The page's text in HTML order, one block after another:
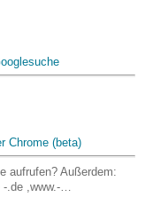
Chrome (beta)
aufrufen? Außerdem:
.de ,www.-…